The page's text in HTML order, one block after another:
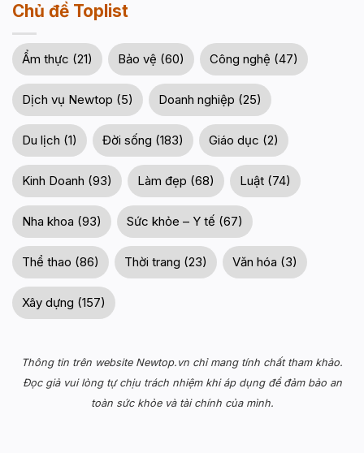
Chủ đề Toplist
Ẩm thực (21) Bảo vệ (60) Công nghệ (47)
Dịch vụ Newtop (5) Doanh nghiệp (25)
Du lịch (1) Đời sống (183) Giáo dục (2)
Kinh Doanh (93) Làm đẹp (68) Luật (74)
Nha khoa (93) Sức khỏe – Y tế (67)
Thể thao (86) Thời trang (23) Văn hóa (3)
Xây dựng (157)
Thông tin trên website Newtop.vn chỉ mang tính chất tham khảo.
Đọc giả vui lòng tự chịu trách nhiệm khi áp dụng để đảm bảo an
toàn sức khỏe và tài chính của mình.